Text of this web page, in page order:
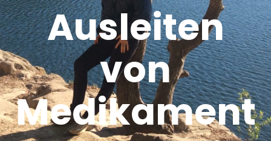
Ausleiten
von
Medikament